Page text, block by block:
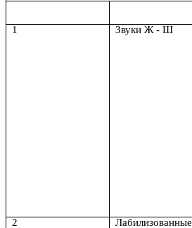
1
Звуки Ж - Ш
2
Лабилизованные